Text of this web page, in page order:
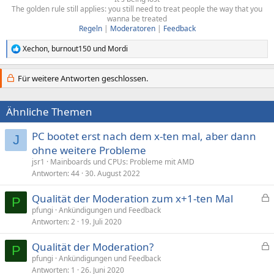
The golden rule still applies: you still need to treat people the way that you
wanna be treated
Regeln| Moderatoren| Feedback
R
e
a
k
t
i
o
n
e
n
:
Xechon, burnout150 und Mordi
Für weitere Antworten geschlossen.
Ähnliche Themen
J
PC bootet erst nach dem x-ten mal, aber dann
ohne weitere Probleme
jsr1
Mainboards und CPUs: Probleme mit AMD
Antworten 44 30. August 2022
P
p
e
Qualität der Moderation zum x+1-ten Mal
pfungi Ankündigungen und Feedback
Antworten 2 19. Juli 2020
P Qualität der Moderation?
pfungi Ankündigungen und Feedback
Antworten 1 26. Juni 2020